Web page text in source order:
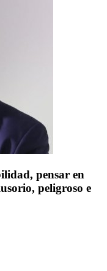
pensar en
peligroso e